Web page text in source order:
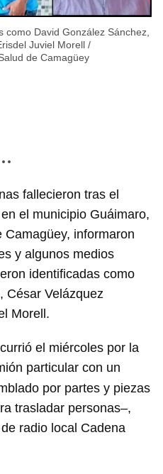
como David González Sánchez,
Juviel Morell /
de Camagüey
fallecieron tras el
el municipio Guáimaro,
informaron
y algunos medios
identificadas como
César Velázquez
Morell.
el miércoles por la
particular con un
por partes y piezas
trasladar personas–,
radio local Cadena